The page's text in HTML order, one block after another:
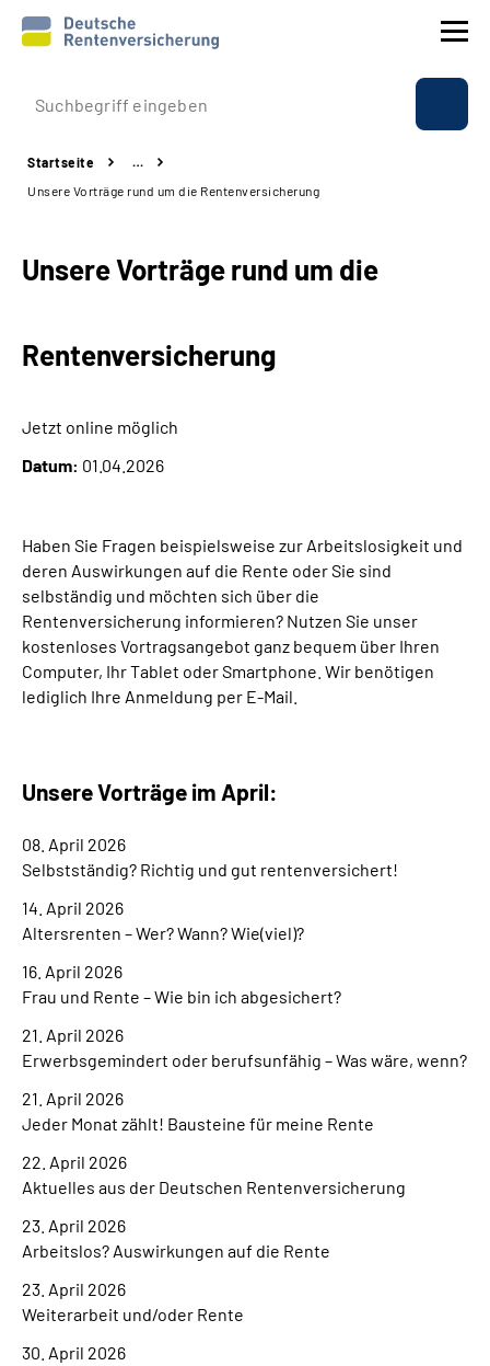
Prävention
Reha
Experten
Über uns & Presse
Suche
Language
Inhalte in Gebärdensprache (DGS)
Startseite
…
Unsere Vorträge rund um die Rentenversicherung
Unsere Vorträge rund um die
Rentenversicherung
Jetzt online möglich
Datum: 01.04.2026
Haben Sie Fragen beispielsweise zur Arbeitslosigkeit und
deren Auswirkungen auf die Rente oder Sie sind
selbständig und möchten sich über die
Rentenversicherung informieren? Nutzen Sie unser
kostenloses Vortragsangebot ganz bequem über Ihren
Computer, Ihr Tablet oder Smartphone. Wir benötigen
lediglich Ihre Anmeldung per E-Mail.
Unsere Vorträge im April:
08. April 2026
Selbstständig? Richtig und gut rentenversichert!
14. April 2026
Altersrenten – Wer? Wann? Wie(viel)?
16. April 2026
Frau und Rente – Wie bin ich abgesichert?
21. April 2026
Erwerbsgemindert oder berufsunfähig – Was wäre, wenn?
21. April 2026
Jeder Monat zählt! Bausteine für meine Rente
22. April 2026
Aktuelles aus der Deutschen Rentenversicherung
23. April 2026
Arbeitslos? Auswirkungen auf die Rente
23. April 2026
Weiterarbeit und/oder Rente
30. April 2026